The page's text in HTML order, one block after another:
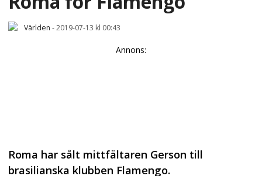
Världen -2019-07-13 kl 00:43
Annons:
Roma har sålt mittfältaren Gerson till
brasilianska klubben Flamengo.